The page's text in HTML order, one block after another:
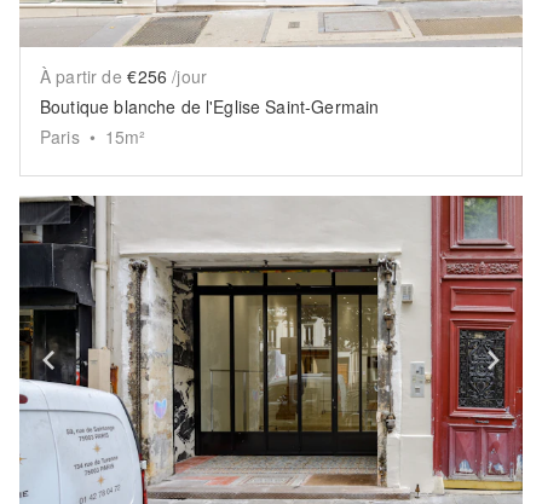
À partir de €256 /jour
Boutique blanche de l'Eglise Saint-Germain
Paris • 15m²
Show previous slide